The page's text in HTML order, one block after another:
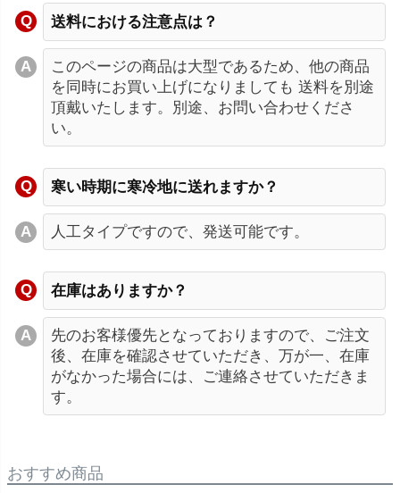
送料における注意点は？
このページの商品は大型であるため、他の商品
を同時にお買い上げになりましても 送料を別途
頂戴いたします。別途、お問い合わせくださ
い。
寒い時期に寒冷地に送れますか？
人工タイプですので、発送可能です。
在庫はありますか？
先のお客様優先となっておりますので、ご注文
後、在庫を確認させていただき、万が一、在庫
がなかった場合には、ご連絡させていただきま
す。
おすすめ商品